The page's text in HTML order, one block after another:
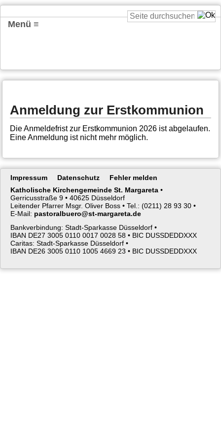
Menü ≡
Anmeldung zur Erstkommunion
Die Anmeldefrist zur Erstkommunion 2026 ist abgelaufen.
Eine Anmeldung ist nicht mehr möglich.
Navigation
Impressum Datenschutz
Fehler melden
Katholische Kirchengemeinde St. Margareta •
Gerricusstraße 9 • 40625 Düsseldorf
Leitender Pfarrer Msgr. Oliver Boss • Tel.: (0211) 28 93 30 •
E-Mail: pastoralbuero@st-margareta.de
Bankverbindung: Stadt-Sparkasse Düsseldorf •
IBAN DE27 3005 0110 0017 0028 58 • BIC DUSSDEDDXXX
Caritas: Stadt-Sparkasse Düsseldorf •
IBAN DE26 3005 0110 1005 4669 23 • BIC DUSSDEDDXXX